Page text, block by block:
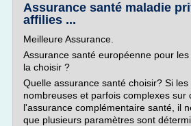
Assurance santé maladie
affilies ...
Meilleure Assurance.
Assurance santé européenne pour
la choisir ?
Quelle assurance santé choisir? Si
nombreuses et parfois complexes sur
l'assurance complémentaire santé, il
que plusieurs paramètres sont